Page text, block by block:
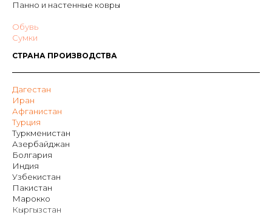
Панно и настенные ковры
Обувь
Сумки
СТРАНА ПРОИЗВОДСТВА
Дагестан
Иран
Афганистан
Турция
Туркменистан
Азербайджан
Болгария
Индия
Узбекистан
Пакистан
Марокко
Кыргызстан